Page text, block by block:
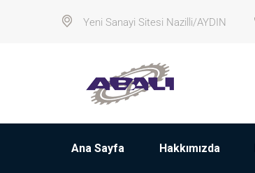
Yeni Sanayi Sitesi Nazilli/AYDIN
Ana Sayfa Hakkımızda